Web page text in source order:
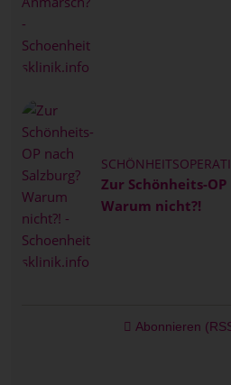
Zur Schönheits-OP
Warum nicht?!
Abonnieren